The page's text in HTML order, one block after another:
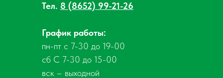
Тел. 8 (8652) 99-21-26
График работы:
пн-пт с 7-30 до 19-00
сб С 7-30 до 15-00
вск – выходной